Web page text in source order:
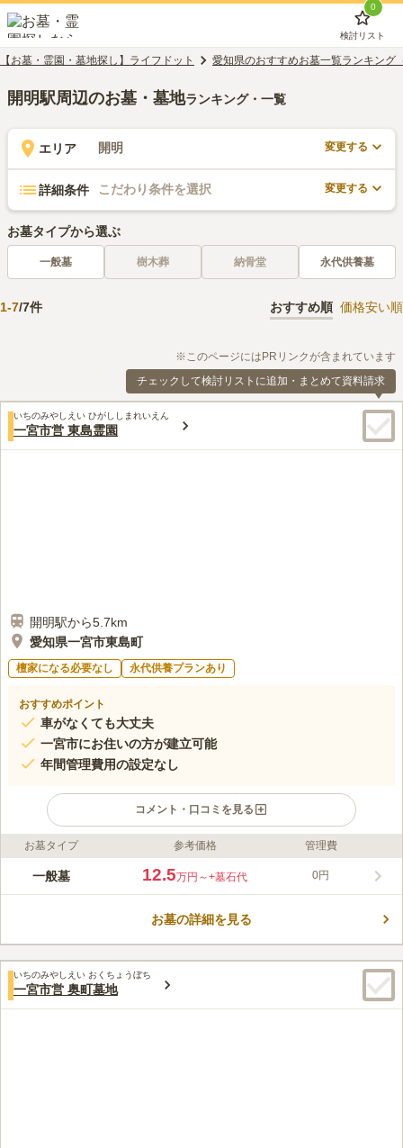
0
検討リスト
【お墓・霊園・墓地探し】ライフドット 愛知県のおすすめお墓一覧ランキング
開明駅周辺のお墓・墓地ランキング・一覧
エリア 開明 変更する
詳細条件 こだわり条件を選択 変更する
お墓タイプから選ぶ
一般墓 樹木葬 納骨堂 永代供養墓
1-7/7件 おすすめ順 価格安い順
※このページにはPRリンクが含まれています
チェックして検討リストに追加・まとめて資料請求
いちのみやしえい ひがししまれいえん
一宮市営 東島霊園
開明駅から5.7km
愛知県一宮市東島町
檀家になる必要なし 永代供養プランあり
おすすめポイント
車がなくても大丈夫
一宮市にお住いの方が建立可能
年間管理費用の設定なし
コメント・口コミを見る
ライフドット編集部のコメント
国道22号（名岐バイパス）の近くにある一宮市の市営墓地です。
きます。 水汲み場やゴミ箱が複数個所にあるので使い勝手が良
口コミ評価
みんなの評価
3.7
50代男性
自宅から霊園までの間に行きつけの花屋があるのでそこで購入。
お墓タイプ 参考価格 管理費
一般墓 12.5万円～+墓石代 0円
お墓の詳細を見る
いちのみやしえい おくちょうぼち
一宮市営 奥町墓地